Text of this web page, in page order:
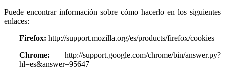
Puede encontrar información sobre cómo hacerlo en los siguientes
enlaces:
Firefox: http://support.mozilla.org/es/products/firefox/cookies
Chrome: http://support.google.com/chrome/bin/answer.py?
hl=es&answer=95647